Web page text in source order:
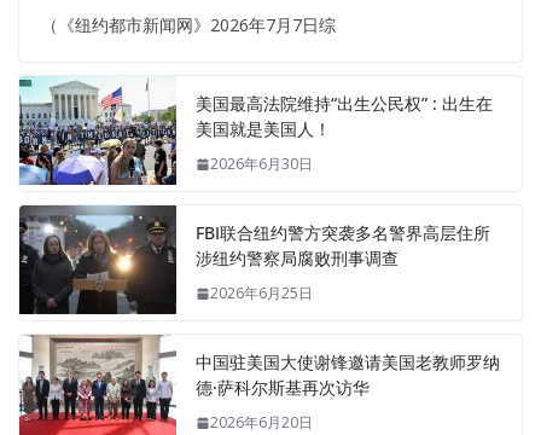
（《纽约都市新闻网》2026年7月7日综
美国最高法院维持“出生公民权” : 出生在
美国就是美国人！
2026年6月30日
FBI联合纽约警方突袭多名警界高层住所
涉纽约警察局腐败刑事调查
2026年6月25日
中国驻美国大使谢锋邀请美国老教师罗纳
德·萨科尔斯基再次访华
2026年6月20日